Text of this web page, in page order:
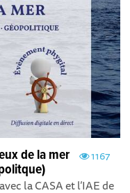
1167
de la mer
la CASA et l’IAE de